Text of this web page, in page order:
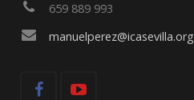
659 889 993
manuelperez@icasevilla.org